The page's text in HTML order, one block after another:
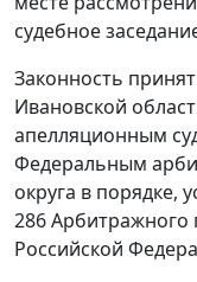
судебное
Законность
Ивановской
апелляционным
Федеральным
округа в порядке,
286Арбитражного
Российской